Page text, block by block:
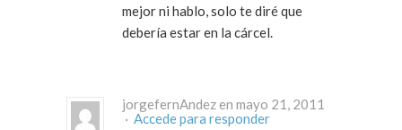
mejor ni hablo, solo te diré que
debería estar en la cárcel.
jorgefernAndez en mayo 21, 2011
· Accede para responder